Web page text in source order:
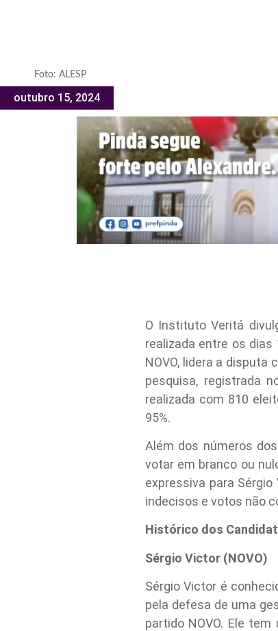
Foto: ALESP
outubro 15, 2024
O Instituto Veritá
realizada entre os dias
NOVO, lidera a disputa
pesquisa, registrada
realizada com 810
95%.
Além dos números
votar em branco ou
expressiva para
indecisos e votos não
Histórico dos
Sérgio Victor (NOVO)
Sérgio Victor é
pela defesa de uma
partido NOVO. Ele